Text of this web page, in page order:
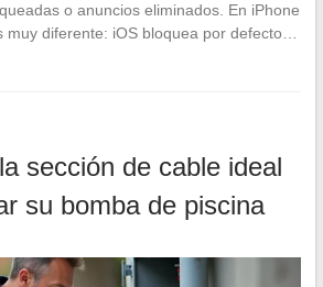
o anuncios eliminados. En iPhone
muy diferente: iOS bloquea por defecto…
sección de cable ideal
su bomba de piscina